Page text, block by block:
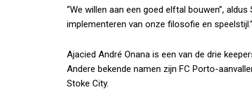
“We willen aan een goed elftal bouwen”,
implementeren van onze filosofie en speelstijl.”
Ajacied André Onana is een van de drie
Andere bekende namen zijn FC Porto-
Stoke City.